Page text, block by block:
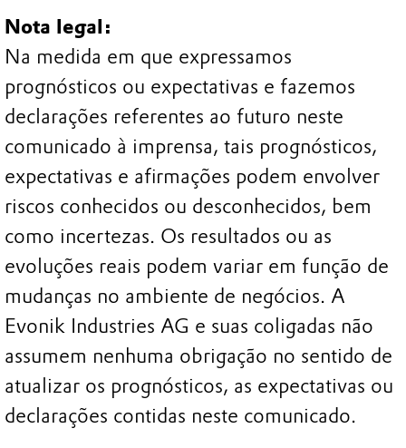
Nota legal:
Na medida em que expressamos
prognósticos ou expectativas e fazemos
declarações referentes ao futuro neste
comunicado à imprensa, tais prognósticos,
expectativas e afirmações podem envolver
riscos conhecidos ou desconhecidos, bem
como incertezas. Os resultados ou as
evoluções reais podem variar em função de
mudanças no ambiente de negócios. A
Evonik Industries AG e suas coligadas não
assumem nenhuma obrigação no sentido de
atualizar os prognósticos, as expectativas ou
declarações contidas neste comunicado.